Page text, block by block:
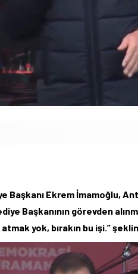
Başkanı Ekrem İmamoğlu,
Başkanının görevden
yok, bırakın bu işi.”